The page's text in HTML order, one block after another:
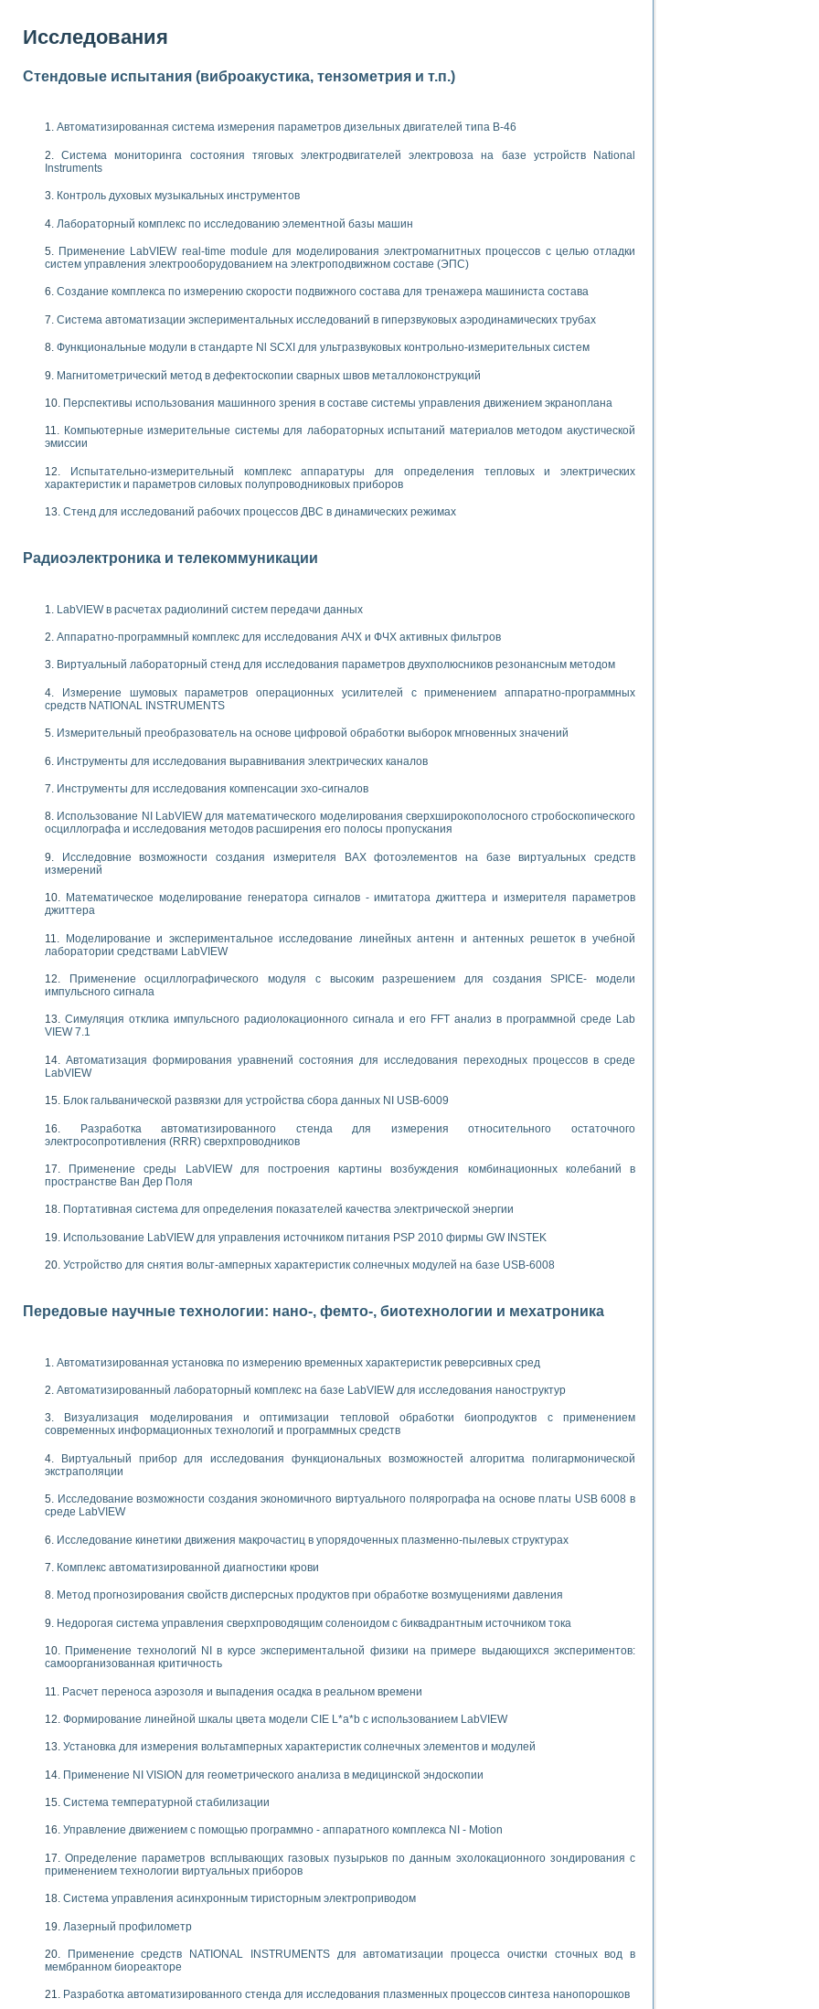
анализа в медицинской эндоскопии
газовых пузырьков по данным эхолокационного зондирования с применением технологии виртуальных приборов
INSTRUMENTS для автоматизации процесса очистки сточных вод в мембранном биореакторе
стенда для исследования плазменных процессов синтеза нанопорошков
диагностики плазмы
свойств сегнетоэлектриков методом тепловых шумов
и развития дефектов в растущем монокристалле карбида кремния на основе акустической эмиссии и лазерной интерферометрии
механических свойств материалов в наношкале
металлообрабатывающих станков
зрения для контроля образцов
переходных процессов при коротких замыканиях в узлах электрических нагрузок
путем моделирования технологических процессов пищевых производств с использованием языка программирования LabVIEW
процессом цементирования нефтегазовых скважин
среды специальной барокамеры
с использованием среды графического программирования LabVIEW для моделирования типовых химико-технологических процессов
термотрансферной маркировки изделий
для исследова¬ния электрофизических свойств аморфного гидрогенизированного карбида кремния (A-SIC:H)
швов на базе технологий фирмы NATIONAL INSTRUMENTS
стенда по измерению профиля зеркальной антенны и построению диаграммы направленности
нелинейных резистивных цепей
в процесе изучения специальных дисциплин в технических колледжах
WORKBENCH-MULTISIM для электротехнической подготовки инженеров-неэлектриков
ИНС на основе LabVIEW
теории коммутации
течения в расширяющемся канале
«Изучение магнитных свойств ферромагнетиков. Петля гистерезиса» с использованием графической среды программирования LabVIEW
адиабатического расширения газов
переходных характеристик асинхронных двигателей при пуске
результатов измерительного экспримента
измерений с помощью LabVIEW
INSTRUMENTS для создания систем автоматизированного лабораторного практикума
принципа действия универсального цифрового вольтметра
обеспечение учебных лабораторных стендов
для изучения технологии выращивания полупроводниковых и оптических монокристаллов
LabVIEW
для исследования АЧХ и ФЧХ активных фильтров
лабораторный практикум по курсу «радиотехнические цепи и сигналы»
INSTRUMENTS в операционной системе LINUX
полигармонической экстраполяции в среде LabVIEW
принципа действия универсального цифрового вольтметра
«Моделирование систем» и «Автоматизация проектирования систем и средств управления»
электрических характеристик газоразрядных и люминесцентных ламп
информационно-измерительным системам (ИИС)
теории Коммутации
работы «Имитационное моделирование погрешностей канала измерения температуры» в среде LabVIEW
решателей обыкновенных дифференциальных уравнений инструментальных систем моделирования
практикума по электронике кафедры информационных систем МИРЭА
по электротехнике в среде MULTISIM
частотного анализа для LabWindows/CVI и LabVIEW
«Технологии NATIONAL INSTRUMENTS» в ростовском колледже связи и информатики
программе «Прикладная физика и физическая информатика» инновационного образовательного проекта РУДН
постоянного тока
электромагнитного поля для испытаний изделий авионики
Исследования
Стендовые испытания (виброакустика, тензометрия и т.п.)
Автоматизированная система измерения параметров дизельных двигателей типа В-46
Система мониторинга состояния тяговых электродвигателей электровоза на базе устройств National
Instruments
Контроль духовых музыкальных инструментов
Лабораторный комплекс по исследованию элементной базы машин
Применение LabVIEW real-time module для моделирования электромагнитных процессов с целью отладки
систем управления электрооборудованием на электроподвижном составе (ЭПС)
Создание комплекса по измерению скорости подвижного состава для тренажера машиниста состава
Система автоматизации экспериментальных исследований в гиперзвуковых аэродинамических трубах
Функциональные модули в стандарте Nl SCXI для ультразвуковых контрольно-измерительных систем
Магнитометрический метод в дефектоскопии сварных швов металлоконструкций
Перспективы использования машинного зрения в составе системы управления движением экраноплана
Компьютерные измерительные системы для лабораторных испытаний материалов методом акустической
эмиссии
Испытательно-измерительный комплекс аппаратуры для определения тепловых и электрических
характеристик и параметров силовых полупроводниковых приборов
Стенд для исследований рабочих процессов ДВС в динамических режимах
Радиоэлектроника и телекоммуникации
LabVIEW в расчетах радиолиний систем передачи данных
Аппаратно-программный комплекс для исследования АЧХ и ФЧХ активных фильтров
Виртуальный лабораторный стенд для исследования параметров двухполюсников резонансным методом
Измерение шумовых параметров операционных усилителей с применением аппаратно-программных
средств NATIONAL INSTRUMENTS
Измерительный преобразователь на основе цифровой обработки выборок мгновенных значений
Инструменты для исследования выравнивания электрических каналов
Инструменты для исследования компенсации эхо-сигналов
Использование NI LabVIEW для математического моделирования сверхширокополосного стробоскопического
осциллографа и исследования методов расширения его полосы пропускания
Исследовние возможности создания измерителя ВАХ фотоэлементов на базе виртуальных средств
измерений
Математическое моделирование генератора сигналов - имитатора джиттера и измерителя параметров
джиттера
Моделирование и экспериментальное исследование линейных антенн и антенных решеток в учебной
лаборатории средствами LabVIEW
Применение осциллографического модуля с высоким разрешением для создания SPICE- модели
импульсного сигнала
Симуляция отклика импульсного радиолокационного сигнала и его FFT анализ в программной среде Lab
VIEW 7.1
Автоматизация формирования уравнений состояния для исследования переходных процессов в среде
LabVIEW
Блок гальванической развязки для устройства сбора данных NI USB-6009
Разработка автоматизированного стенда для измерения относительного остаточного
электросопротивления (RRR) сверхпроводников
Применение среды LabVIEW для построения картины возбуждения комбинационных колебаний в
пространстве Ван Дер Поля
Портативная система для определения показателей качества электрической энергии
Использование LabVIEW для управления источником питания PSP 2010 фирмы GW INSTEK
Устройство для снятия вольт-амперных характеристик солнечных модулей на базе USB-6008
Передовые научные технологии: нано-, фемто-, биотехнологии и мехатроника
Автоматизированная установка по измерению временных характеристик реверсивных сред
Автоматизированный лабораторный комплекс на базе LabVIEW для исследования наноструктур
Визуализация моделирования и оптимизации тепловой обработки биопродуктов с применением
современных информационных технологий и программных средств
Виртуальный прибор для исследования функциональных возможностей алгоритма полигармонической
экстраполяции
Исследование возможности создания экономичного виртуального полярографа на основе платы USB 6008 в
среде LabVIEW
Исследование кинетики движения макрочастиц в упорядоченных плазменно-пылевых структурах
Комплекс автоматизированной диагностики крови
Метод прогнозирования свойств дисперсных продуктов при обработке возмущениями давления
Недорогая система управления сверхпроводящим соленоидом с биквадрантным источником тока
Применение технологий NI в курсе экспериментальной физики на примере выдающихся экспериментов:
самоорганизованная критичность
Расчет переноса аэрозоля и выпадения осадка в реальном времени
Формирование линейной шкалы цвета модели CIE L*a*b с использованием LabVIEW
Установка для измерения вольтамперных характеристик солнечных элементов и модулей
Применение NI VISION для геометрического анализа в медицинской эндоскопии
Система температурной стабилизации
Управление движением с помощью программно - аппаратного комплекса NI - Motion
Определение параметров всплывающих газовых пузырьков по данным эхолокационного зондирования с
применением технологии виртуальных приборов
Система управления асинхронным тиристорным электроприводом
Лазерный профилометр
Применение средств NATIONAL INSTRUMENTS для автоматизации процесса очистки сточных вод в
мембранном биореакторе
Разработка автоматизированного стенда для исследования плазменных процессов синтеза нанопорошков